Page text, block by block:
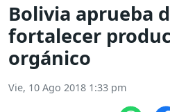
Bolivia aprueba
fortalecer
orgánico
Vie, 10 Ago 2018 1:33 pm